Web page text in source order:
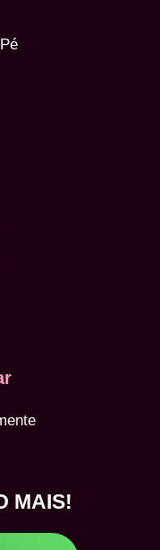
MAIS!